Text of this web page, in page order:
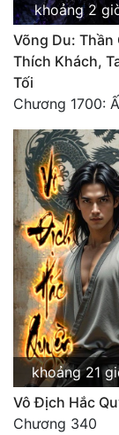
khoảng 2
Võng Du: Thần
Thích Khách,
Tối
khoảng 21
Vô Địch Hắc
Chương 340